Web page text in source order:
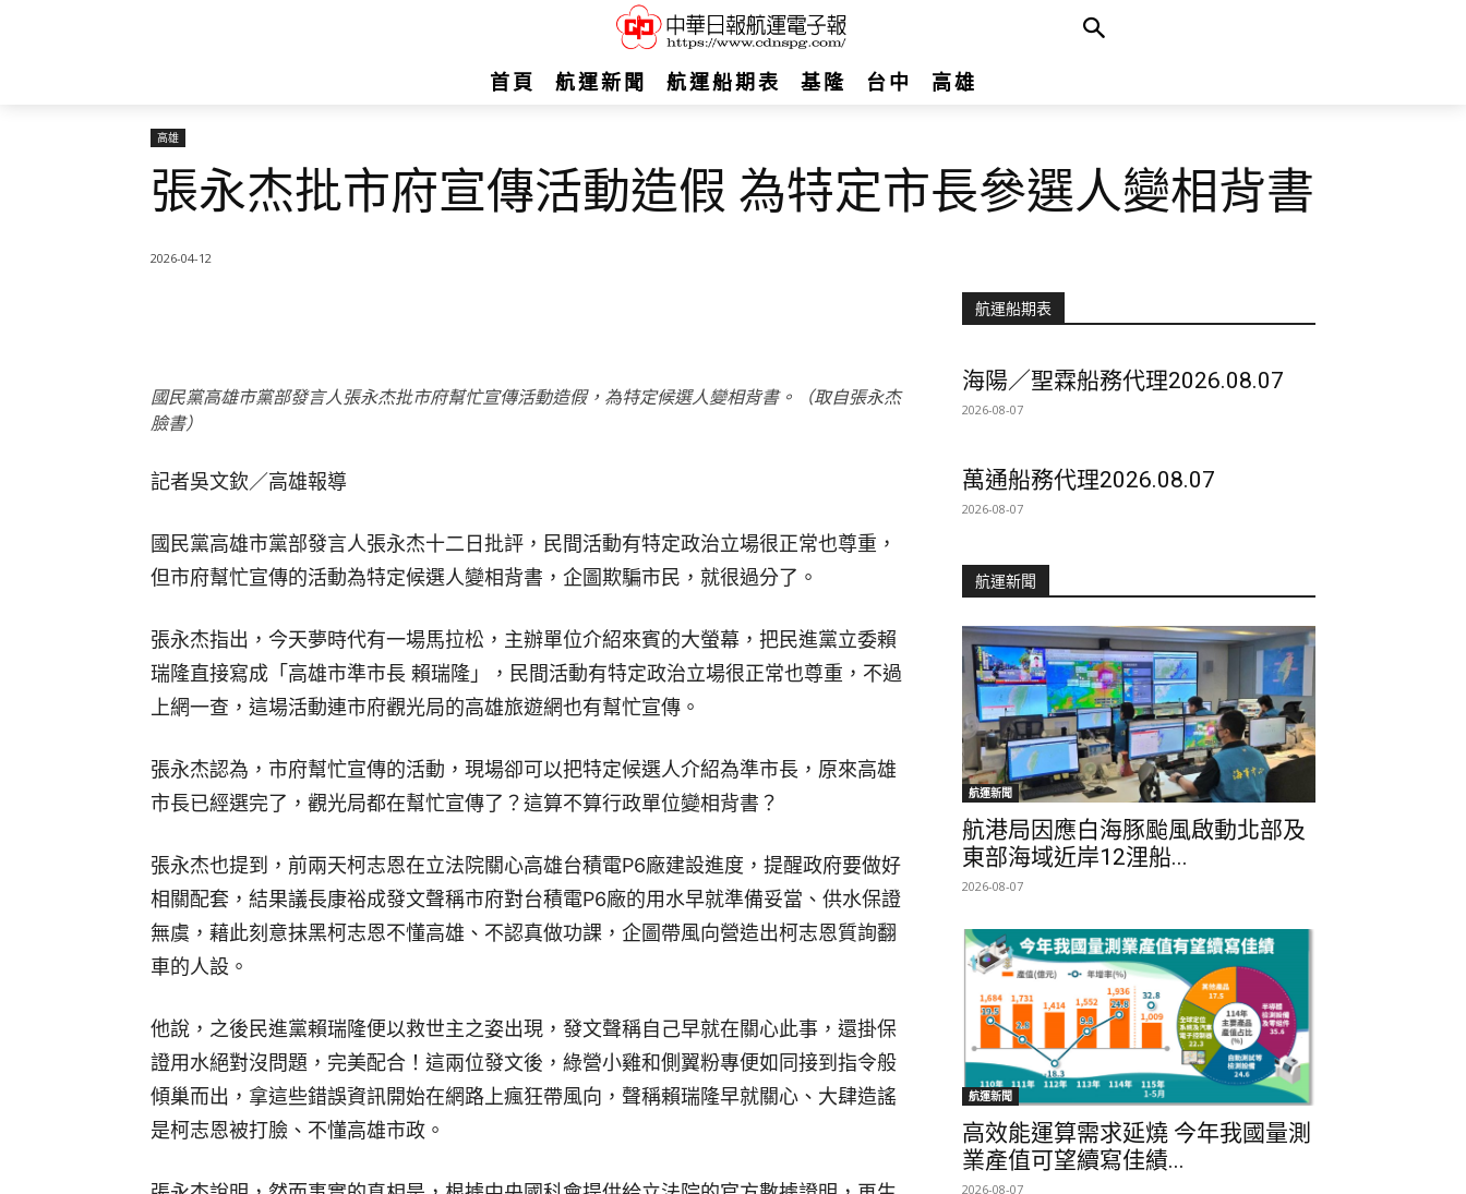
首頁 航運新聞 航運船期表 基隆 台中 高雄
高雄
張永杰批市府宣傳活動造假 為特定市長參選人變相背書
2026-04-12
國民黨高雄市黨部發言人張永杰批市府幫忙宣傳活動造假，為特定候選人變相背書。（取自張永杰
臉書）
記者吳文欽／高雄報導
國民黨高雄市黨部發言人張永杰十二日批評，民間活動有特定政治立場很正常也尊重，
但市府幫忙宣傳的活動為特定候選人變相背書，企圖欺騙市民，就很過分了。
張永杰指出，今天夢時代有一場馬拉松，主辦單位介紹來賓的大螢幕，把民進黨立委賴
瑞隆直接寫成「高雄市準市長 賴瑞隆」，民間活動有特定政治立場很正常也尊重，不過
上網一查，這場活動連市府觀光局的高雄旅遊網也有幫忙宣傳。
張永杰認為，市府幫忙宣傳的活動，現場卻可以把特定候選人介紹為準市長，原來高雄
市長已經選完了，觀光局都在幫忙宣傳了？這算不算行政單位變相背書？
張永杰也提到，前兩天柯志恩在立法院關心高雄台積電P6廠建設進度，提醒政府要做好
相關配套，結果議長康裕成發文聲稱市府對台積電P6廠的用水早就準備妥當、供水保證
無虞，藉此刻意抹黑柯志恩不懂高雄、不認真做功課，企圖帶風向營造出柯志恩質詢翻
車的人設。
他說，之後民進黨賴瑞隆便以救世主之姿出現，發文聲稱自己早就在關心此事，還掛保
證用水絕對沒問題，完美配合！這兩位發文後，綠營小雞和側翼粉專便如同接到指令般
傾巢而出，拿這些錯誤資訊開始在網路上瘋狂帶風向，聲稱賴瑞隆早就關心、大肆造謠
是柯志恩被打臉、不懂高雄市政。
航運船期表
海陽／聖霖船務代理2026.08.07
2026-08-07
萬通船務代理2026.08.07
2026-08-07
航運新聞
航運新聞
航港局因應白海豚颱風啟動北部及
東部海域近岸12浬船...
2026-08-07
航運新聞
高效能運算需求延燒 今年我國量測
業產值可望續寫佳績...
2026-08-07